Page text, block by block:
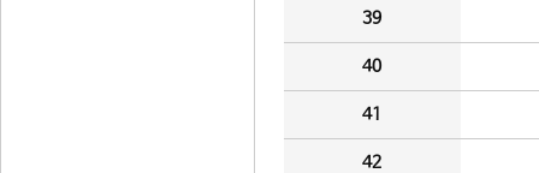
39
40
41
42